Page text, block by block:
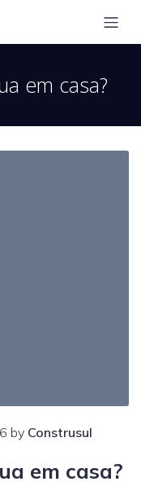
em casa?
by Construsul
em casa?